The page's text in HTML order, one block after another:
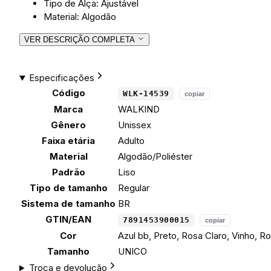
Tipo de Alça: Ajustável
Material: Algodão
VER DESCRIÇÃO COMPLETA
Especificações
Código
WLK-14539 copiar
Marca
WALKIND
Gênero
Unissex
Faixa etária
Adulto
Material
Algodão/Poliéster
Padrão
Liso
Tipo de tamanho
Regular
Sistema de tamanho BR
GTIN/EAN
7891453900015 copiar
Cor
Azul bb, Preto, Rosa Claro, Vinho,
Tamanho
UNICO
Troca e devolução